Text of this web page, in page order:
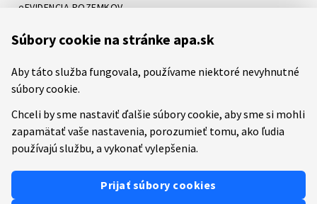
Súbory cookie na stránke apa.sk
Aby táto služba fungovala, používame niektoré nevyhnutné
súbory cookie.
Chceli by sme nastaviť ďalšie súbory cookie, aby sme si mohli
zapamätať vaše nastavenia, porozumieť tomu, ako ľudia
používajú službu, a vykonať vylepšenia.
Prijať súbory cookies
eEVIDENCIA POZEMKOV
Systém LORI
Systém ITMS
Etický kódex Mapa stránok RSS Youtube Facebook
Predchádzajúca verzia stránky
Prevádzkovateľom služby jePôdohospodárska platobná
agentúra (PPA)